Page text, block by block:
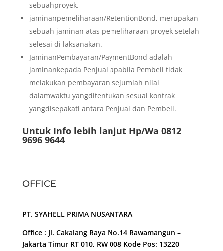
sebuahproyek.
jaminanpemeliharaan/RetentionBond, merupakan
sebuah jaminan atas pemeliharaan proyek setelah
selesai di laksanakan.
JaminanPembayaran/PaymentBond adalah
jaminankepada Penjual apabila Pembeli tidak
melakukan pembayaran sejumlah nilai
dalamwaktu yangditentukan sesuai kontrak
yangdisepakati antara Penjual dan Pembeli.
Untuk Info lebih lanjut Hp/Wa 0812
9696 9644
OFFICE
PT. SYAHELL PRIMA NUSANTARA
Office : Jl. Cakalang Raya No.14 Rawamangun –
Jakarta Timur RT 010, RW 008 Kode Pos: 13220